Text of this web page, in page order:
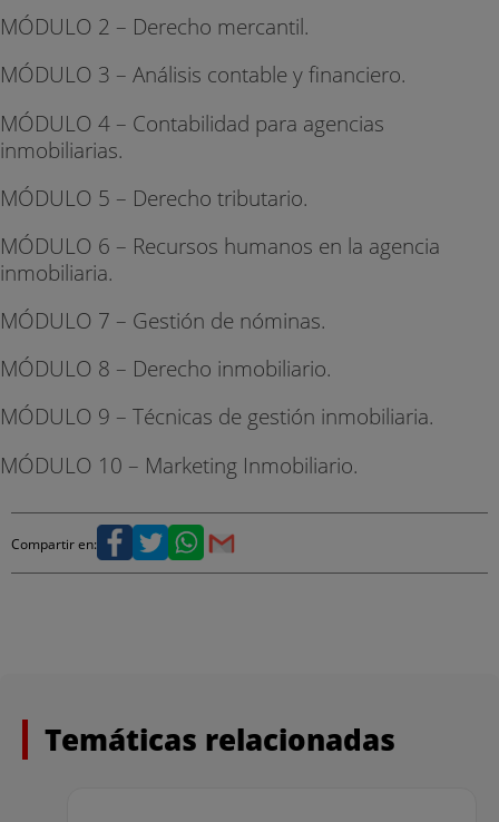
MÓDULO 2 – Derecho mercantil.
MÓDULO 3 – Análisis contable y financiero.
MÓDULO 4 – Contabilidad para agencias
inmobiliarias.
MÓDULO 5 – Derecho tributario.
MÓDULO 6 – Recursos humanos en la agencia
inmobiliaria.
MÓDULO 7 – Gestión de nóminas.
MÓDULO 8 – Derecho inmobiliario.
MÓDULO 9 – Técnicas de gestión inmobiliaria.
MÓDULO 10 – Marketing Inmobiliario.
Compartir en:
Temáticas relacionadas